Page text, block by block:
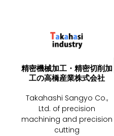
精密機械加工・精密切削加
工の高橋産業株式会社
Takahashi Sangyo Co.,
Ltd. of precision
machining and precision
cutting